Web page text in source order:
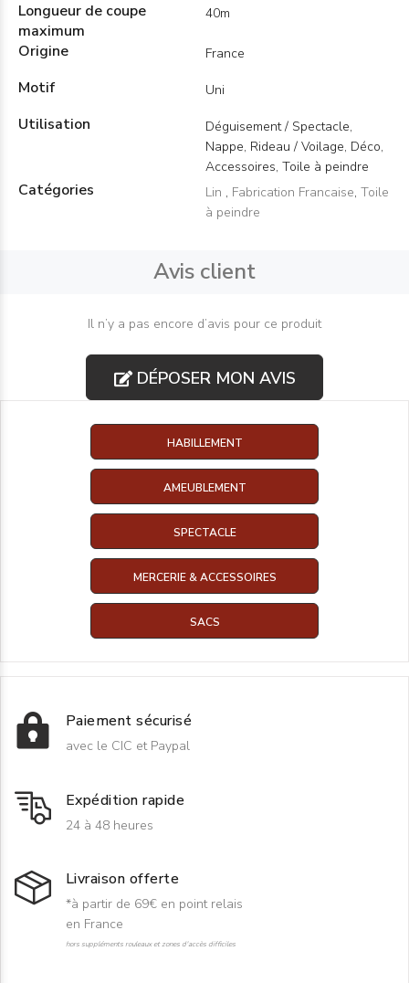
Longueur de coupe
maximum
40m
Origine France
Motif Uni
Utilisation
Déguisement / Spectacle,
Nappe, Rideau / Voilage, Déco,
Accessoires, Toile à peindre
Catégories Lin , Fabrication Francaise, Toile
à peindre
Avis client
Il n’y a pas encore d’avis pour ce produit
DÉPOSER MON AVIS
HABILLEMENT
AMEUBLEMENT
SPECTACLE
MERCERIE & ACCESSOIRES
SACS
Paiement sécurisé
avec le CIC et Paypal
Expédition rapide
24 à 48 heures
Livraison offerte
*à partir de 69€ en point relais
en France
hors suppléments rouleaux et zones d'accès difficiles